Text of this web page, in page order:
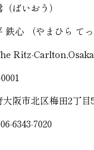
ばいおう）
鉄心 （やまひら て
Ritz-Carlton,Osaka
北区梅田2丁目
7020